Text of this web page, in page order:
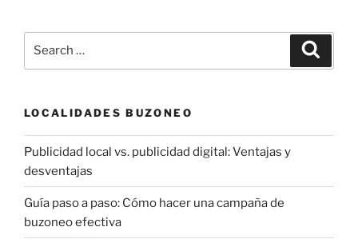
LOCALIDADES BUZONEO
Publicidad local vs. publicidad digital: Ventajas y
desventajas
Guía paso a paso: Cómo hacer una campaña de
buzoneo efectiva